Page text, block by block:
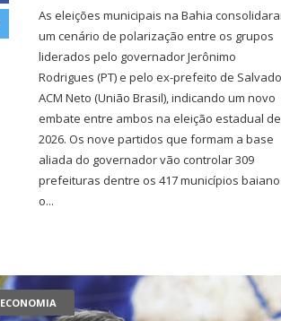
As eleições municipais na Bahia
um cenário de polarização entre os grupos
liderados pelo governador Jerônimo
Rodrigues (PT) e pelo ex-prefeito de
ACM Neto (União Brasil), indicando um novo
embate entre ambos na eleição estadual de
2026. Os nove partidos que formam a base
aliada do governador vão controlar 309
prefeituras dentre os 417 municípios
o...
ECONOMIA